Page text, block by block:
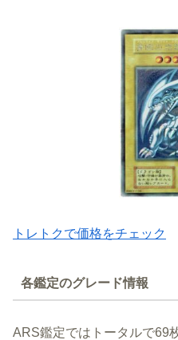
トレトクで価格をチェック
各鑑定のグレード情報
ARS鑑定ではトータルで69